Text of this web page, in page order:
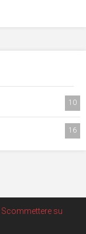
10
16
Scommettere su